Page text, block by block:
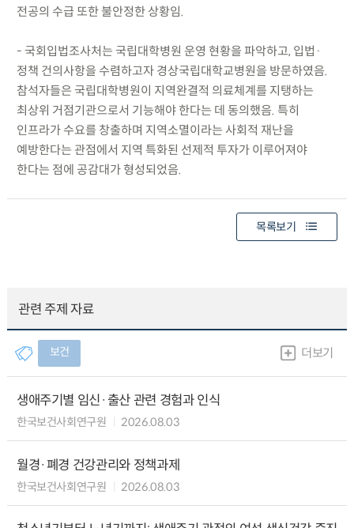
전공의 수급 또한 불안정한 상황임.
- 국회입법조사처는 국립대학병원 운영 현황을 파악하고, 입법·
정책 건의사항을 수렴하고자 경상국립대학교병원을 방문하였음.
참석자들은 국립대학병원이 지역완결적 의료체계를 지탱하는
최상위 거점기관으로서 기능해야 한다는 데 동의했음. 특히
인프라가 수요를 창출하며 지역소멸이라는 사회적 재난을
예방한다는 관점에서 지역 특화된 선제적 투자가 이루어져야
한다는 점에 공감대가 형성되었음.
목록보기
관련 주제 자료
보건 더보기
생애주기별 임신·출산 관련 경험과 인식
한국보건사회연구원 2026.08.03
월경·폐경 건강관리와 정책과제
한국보건사회연구원 2026.08.03